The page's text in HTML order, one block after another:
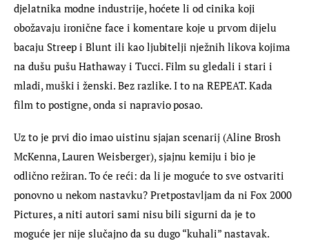
djelatnika modne industrije, hoćete li od cinika koji
obožavaju ironične face i komentare koje u prvom dijelu
bacaju Streep i Blunt ili kao ljubitelji nježnih likova kojima
na dušu pušu Hathaway i Tucci. Film su gledali i stari i
mladi, muški i ženski. Bez razlike. I to na REPEAT. Kada
film to postigne, onda si napravio posao.
Uz to je prvi dio imao uistinu sjajan scenarij (Aline Brosh
McKenna, Lauren Weisberger), sjajnu kemiju i bio je
odlično režiran. To će reći: da li je moguće to sve ostvariti
ponovno u nekom nastavku? Pretpostavljam da ni Fox 2000
Pictures, a niti autori sami nisu bili sigurni da je to
moguće jer nije slučajno da su dugo “kuhali” nastavak.